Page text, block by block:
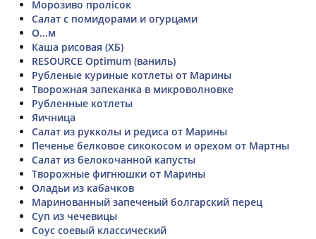
Морозиво пролісок
Салат с помидорами и огурцами
О...м
Каша рисовая (ХБ)
RESOURCE Optimum (ваниль)
Рубленые куриные котлеты от Марины
Творожная запеканка в микроволновке
Рубленные котлеты
Яичница
Салат из рукколы и редиса от Марины
Печенье белковое сикокосом и орехом от Мартны
Салат из белокочанной капусты
Творожные фигнюшки от Марины
Оладьи из кабачков
Маринованный запеченый болгарский перец
Суп из чечевицы
Соус соевый классический